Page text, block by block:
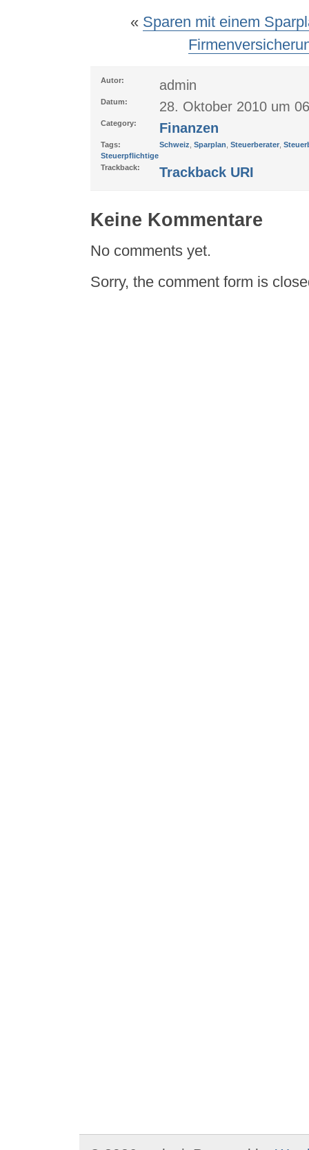
« Sparen mit einem
Autor: admin
Datum: 28. Oktober 2010 um
Category: Finanzen
Tags: Schweiz Sparplan Steuerberater,
Steuerpflichtige
Trackback:
Trackback URI
Keine Kommentare
No comments yet.
Sorry, the comment form is